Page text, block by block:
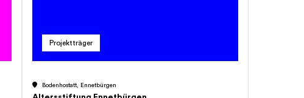
Bäumen dienen.
Projektträger
Bodenhostatt, Ennetbürgen